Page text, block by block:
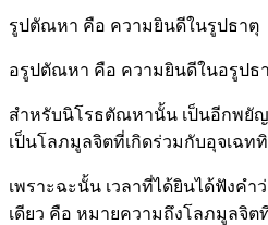
รูปตัณหา คือ ความยินดีในรูปธาตุ
อรูปตัณหา คือ ความยินดีในอรูปธ
สำหรับนิโรธตัณหานั้น เป็นอีกพยั
เป็นโลภมูลจิตที่เกิดร่วมกับอุจเฉท
เพราะฉะนั้น เวลาที่ได้ยินได้ฟังค
เดียว คือ หมายความถึงโลภมูลจิต